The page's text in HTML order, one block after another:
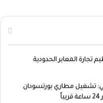
تجارة المعابر الحدودية
تشغيل مطاري بورتسودان